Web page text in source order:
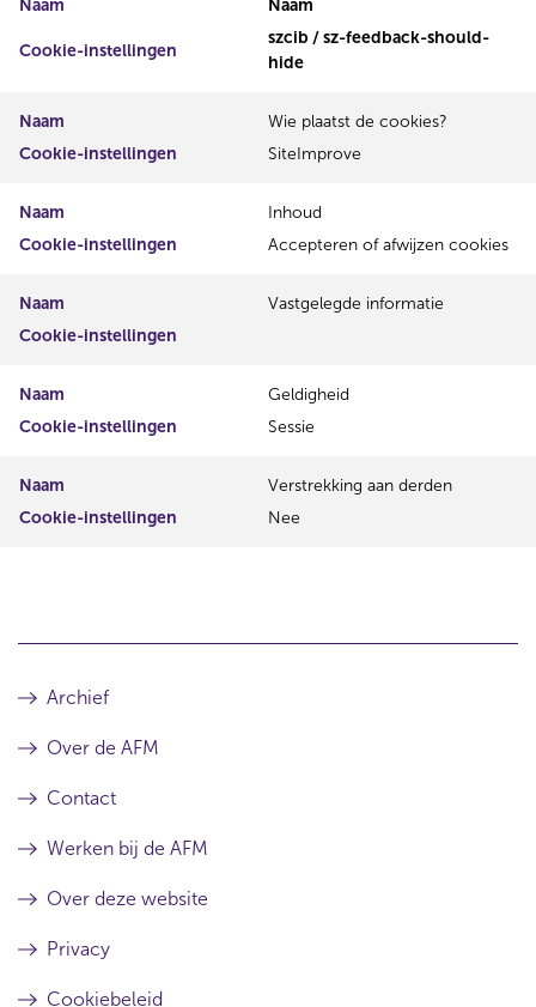
Naam Naam
Cookie-instellingen
szcib / sz-feedback-should-
hide
Naam
Wie plaatst de cookies?
Cookie-instellingen
SiteImprove
Naam
Inhoud
Cookie-instellingen
Accepteren of afwijzen cookies
Naam
Vastgelegde informatie
Cookie-instellingen
Naam
Geldigheid
Cookie-instellingen
Sessie
Naam
Verstrekking aan derden
Cookie-instellingen
Nee
Archief
Over de AFM
Contact
Werken bij de AFM
Over deze website
Privacy
Cookiebeleid